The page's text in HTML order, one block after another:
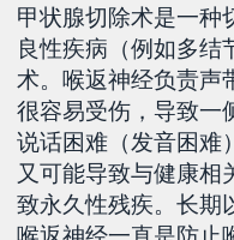
甲状腺切除术是一种
良性疾病（例如多结
术。喉返神经负责声
很容易受伤，导致一
说话困难（发音困难
又可能导致与健康相
致永久性残疾。长期